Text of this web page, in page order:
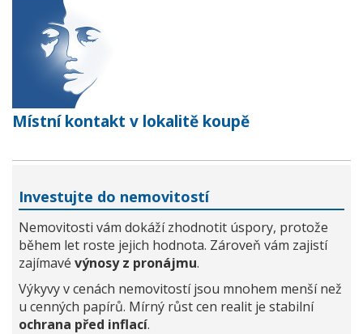
Místní kontakt v lokalitě koupě
Investujte do nemovitostí
Nemovitosti vám dokáží zhodnotit úspory, protože
během let roste jejich hodnota. Zároveň vám zajistí
zajímavé výnosy z pronájmu.
Výkyvy v cenách nemovitostí jsou mnohem menší než
u cenných papírů. Mírný růst cen realit je stabilní
ochrana před inflací.